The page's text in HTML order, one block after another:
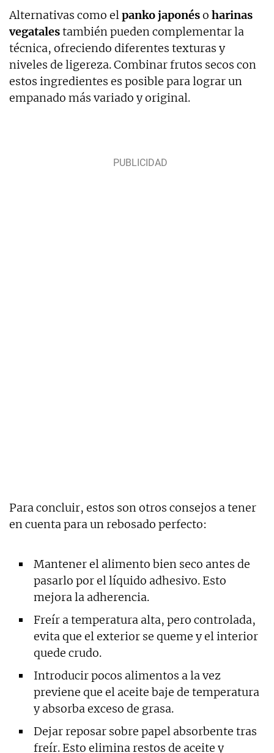
Alternativas como elpanko japonéso harinas
vegatalestambién pueden complementar la
técnica, ofreciendo diferentes texturas y
niveles de ligereza. Combinar frutos secos con
estos ingredientes es posible para lograr un
empanado más variado y original.
Para concluir, estos son otros consejos a tener
en cuenta para un rebosado perfecto:
Mantener el alimento bien seco antes de
pasarlo por el líquido adhesivo. Esto
mejora la adherencia.
Freír a temperatura alta, pero controlada,
evita que el exterior se queme y el interior
quede crudo.
Introducir pocos alimentos a la vez
previene que el aceite baje de temperatura
y absorba exceso de grasa.
Dejar reposar sobre papel absorbente tras
freír. Esto elimina restos de aceite y